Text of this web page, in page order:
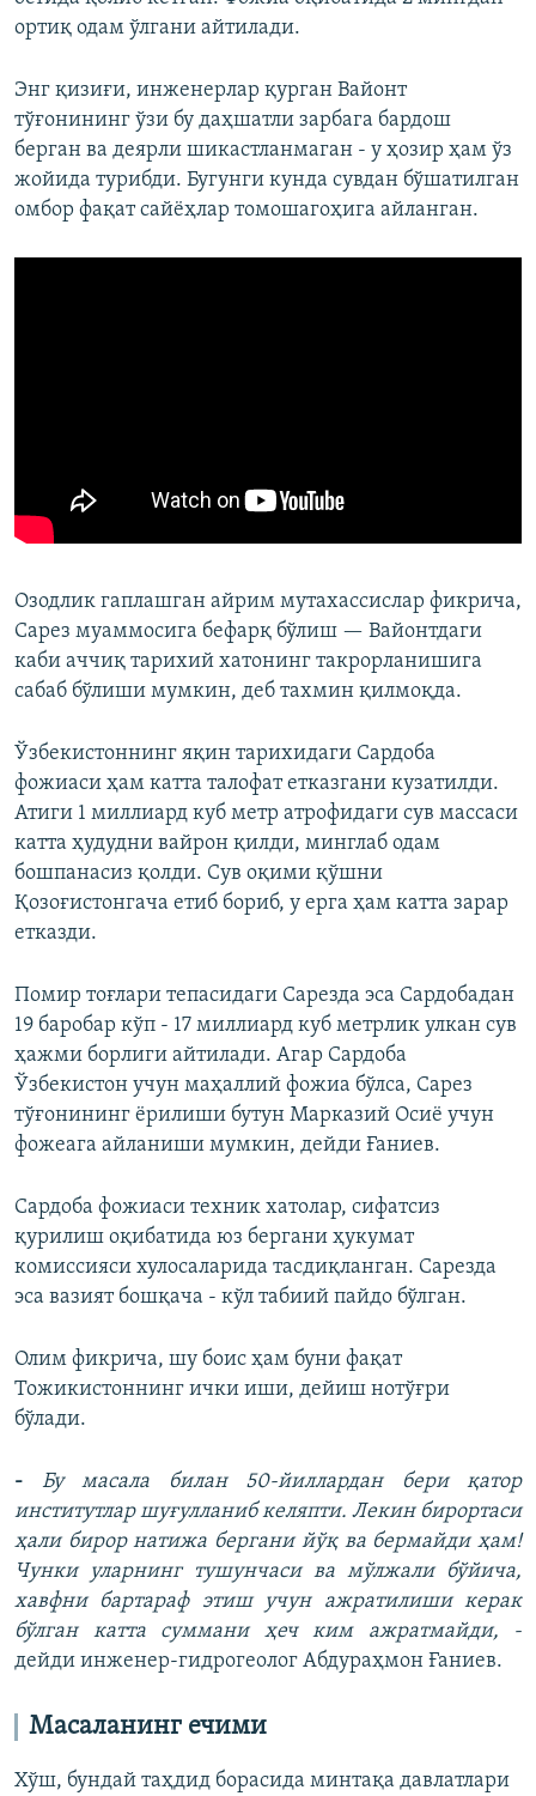
ортиқ одам ўлгани айтилади.
Энг қизиғи, инженерлар қурган Вайонт
тўғонининг ўзи бу даҳшатли зарбага бардош
берган ва деярли шикастланмаган - у ҳозир ҳам ўз
жойида турибди. Бугунги кунда сувдан бўшатилган
омбор фақат сайёҳлар томошагоҳига айланган.
Озодлик гаплашган айрим мутахассислар фикрича,
Сарез муаммосига бефарқ бўлиш — Вайонтдаги
каби аччиқ тарихий хатонинг такрорланишига
сабаб бўлиши мумкин, деб тахмин қилмоқда.
Ўзбекистоннинг яқин тарихидаги Сардоба
фожиаси ҳам катта талофат етказгани кузатилди.
Атиги 1 миллиард куб метр атрофидаги сув массаси
катта ҳудудни вайрон қилди, минглаб одам
бошпанасиз қолди. Сув оқими қўшни
Қозоғистонгача етиб бориб, у ерга ҳам катта зарар
етказди.
Помир тоғлари тепасидаги Сарезда эса Сардобадан
19 баробар кўп - 17 миллиард куб метрлик улкан сув
ҳажми борлиги айтилади. Агар Сардоба
Ўзбекистон учун маҳаллий фожиа бўлса, Сарез
тўғонининг ёрилиши бутун Марказий Осиё учун
фожеага айланиши мумкин, дейди Ғаниев.
Сардоба фожиаси техник хатолар, сифатсиз
қурилиш оқибатида юз бергани ҳукумат
комиссияси хулосаларида тасдиқланган. Сарезда
эса вазият бошқача - кўл табиий пайдо бўлган.
Олим фикрича, шу боис ҳам буни фақат
Тожикистоннинг ички иши, дейиш нотўғри
бўлади.
- Бу масала билан 50-йиллардан бери қатор
институтлар шуғулланиб келяпти. Лекин бирортаси
ҳали бирор натижа бергани йўқ ва бермайди ҳам!
Чунки уларнинг тушунчаси ва мўлжали бўйича,
хавфни бартараф этиш учун ажратилиши керак
бўлган катта суммани ҳеч ким ажратмайди, -
дейди инженер-гидрогеолог Абдураҳмон Ғаниев.
Масаланинг ечими
Хўш, бундай таҳдид борасида минтақа давлатлари